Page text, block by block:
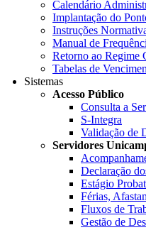
Calendário
Implantação do
Instruções
Manual de
Retorno ao Regime
Tabelas de
Sistemas
Acesso Público
Consulta a
S-Integra
Validação de
Servidores
Declaração
Estágio
Férias,
Fluxos de
Gestão de